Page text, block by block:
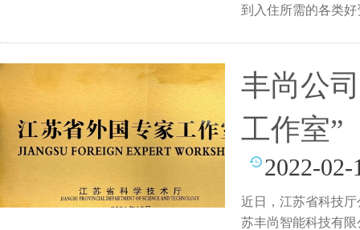
到入住所需的各类
丰尚公
工作室”
2022-02-
近日，江苏省科技
苏丰尚智能科技有